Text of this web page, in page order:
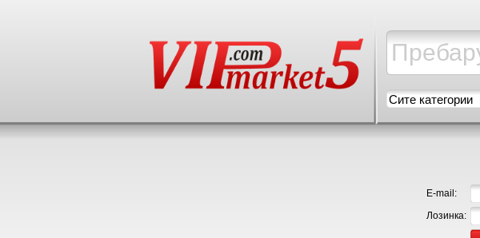
Сите категории
E-mail:
Лозинка: